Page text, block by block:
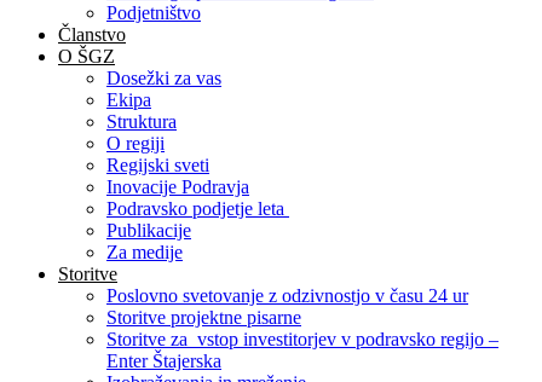
Podjetništvo
Članstvo
O ŠGZ
Dosežki za vas
Ekipa
Struktura
O regiji
Regijski sveti
Inovacije Podravja
Podravsko podjetje leta
Publikacije
Za medije
Storitve
Poslovno svetovanje z odzivnostjo v času 24 ur
Storitve projektne pisarne
Storitve za vstop investitorjev v podravsko regijo –
Enter Štajerska